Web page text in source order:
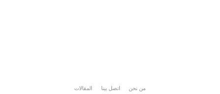
من نحن اتصل بينا المقالات